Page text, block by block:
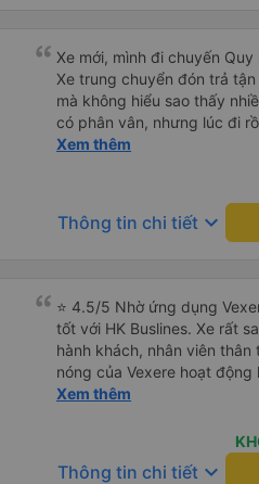
lần xe rẽ 1 cái là ✈️ Ít đi xe
10/10.
Xe mới, mình đi chuyến
Xe trung chuyển đón trả
mà không hiểu sao thấy
có phân vân, nhưng lúc đi
viên đều thân thiện, nhiệt tình. Nhắn tin cho anh phụ lái
nhẹ rồi :) Xe mới, điều hoà
nhiều đánh giá thấp? Mọi
Xem thêm
Thông tin chi tiết keyboard_arrow_down
⭐ 4.5/5 Nhờ ứng dụng
tốt với HK Buslines. Xe rất
hành khách, nhân viên
nóng của Vexere hoạt
với khách hàng. Nhược
quay lại, điều này có thể
vì điểm trả khách chỉ ở
Xem thêm
Thông tin chi tiết keyboard_arrow_down